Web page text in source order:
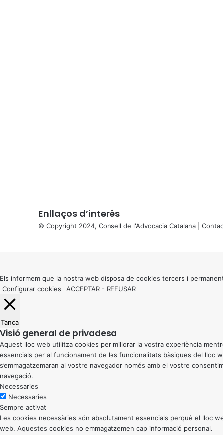
Enllaços d’interés
© Copyright 2024, Consell de l'Advocacia Catalana |
button
Els informem que la nostra web disposa de cookies tercers i
Configurar cookies
ACCEPTAR - REFUSAR
Tanca
Visió general de privadesa
Aquest lloc web utilitza cookies per millorar la vostra experiència
essencials per al funcionament de les funcionalitats bàsiques del lloc
s’emmagatzemaran al vostre navegador només amb el vostre
navegació.
Necessaries
Necessaries
Sempre activat
Les cookies necessàries són absolutament essencials perquè el lloc
web. Aquestes cookies no emmagatzemen cap informació personal.